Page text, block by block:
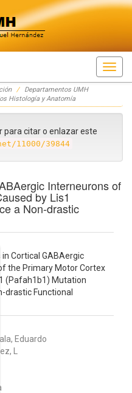
Departamentos UMH
Histología y Anatomía
para citar o enlazar este
11000/39844
Interneurons of
by Lis1
a Non-drastic
Cortical GABAergic
the Primary Motor Cortex
(Pafah1b1) Mutation
drastic Functional
Eduardo
L